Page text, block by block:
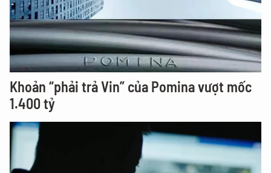
Khoản “phải trả Vin” của Pomina vượt mốc
1.400 tỷ